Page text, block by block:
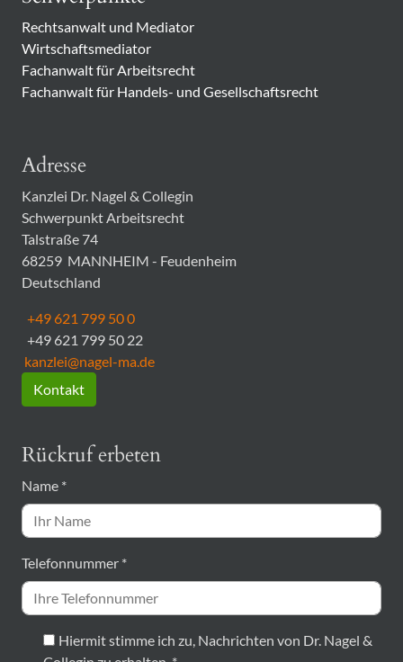
Rechtsanwalt und Mediator
Wirtschaftsmediator
Fachanwalt für Arbeitsrecht
Fachanwalt für Handels- und Gesellschaftsrecht
Adresse
Kanzlei Dr. Nagel & Collegin
Schwerpunkt Arbeitsrecht
Talstraße 74
68259 MANNHEIM - Feudenheim
Deutschland
+49 621 799 50 0
+49 621 799 50 22
kanzlei@nagel-ma.de
Kontakt
Rückruf erbeten
Name *
Telefonnummer *
Hiermit stimme ich zu, Nachrichten von Dr. Nagel &